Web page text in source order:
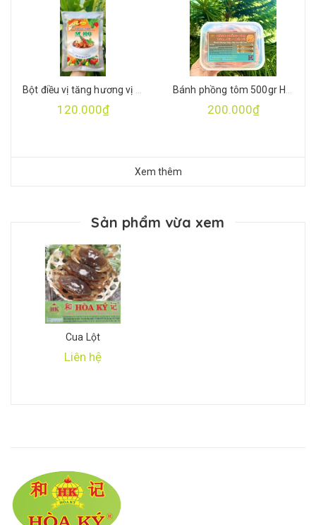
Bột điều vị tăng hương vị M100 ( gói 500gr)
120.000₫
Bánh phồng tôm 500gr Hoà Ký
200.000₫
Xem thêm
Sản phẩm vừa xem
Cua Lột
Liên hệ